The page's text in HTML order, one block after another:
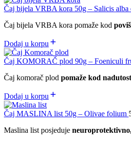
Čaj bijela VRBA kora 50g – Salicis alba
Čaj bijela VRBA kora pomaže kod
Dodaj u korpu
Čaj KOMORAČ plod 90g – Foeniculi
Čaj komorač plod pomaže kod
Dodaj u korpu
Čaj MASLINA list 50g – Olivae folium
Maslina list posjeduje